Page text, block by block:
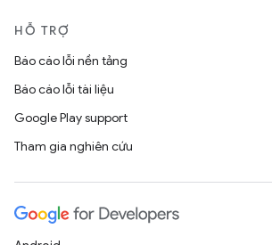
HỖ TRỢ
Báo cáo lỗi nền tảng
Báo cáo lỗi tài liệu
Google Play support
Tham gia nghiên cứu